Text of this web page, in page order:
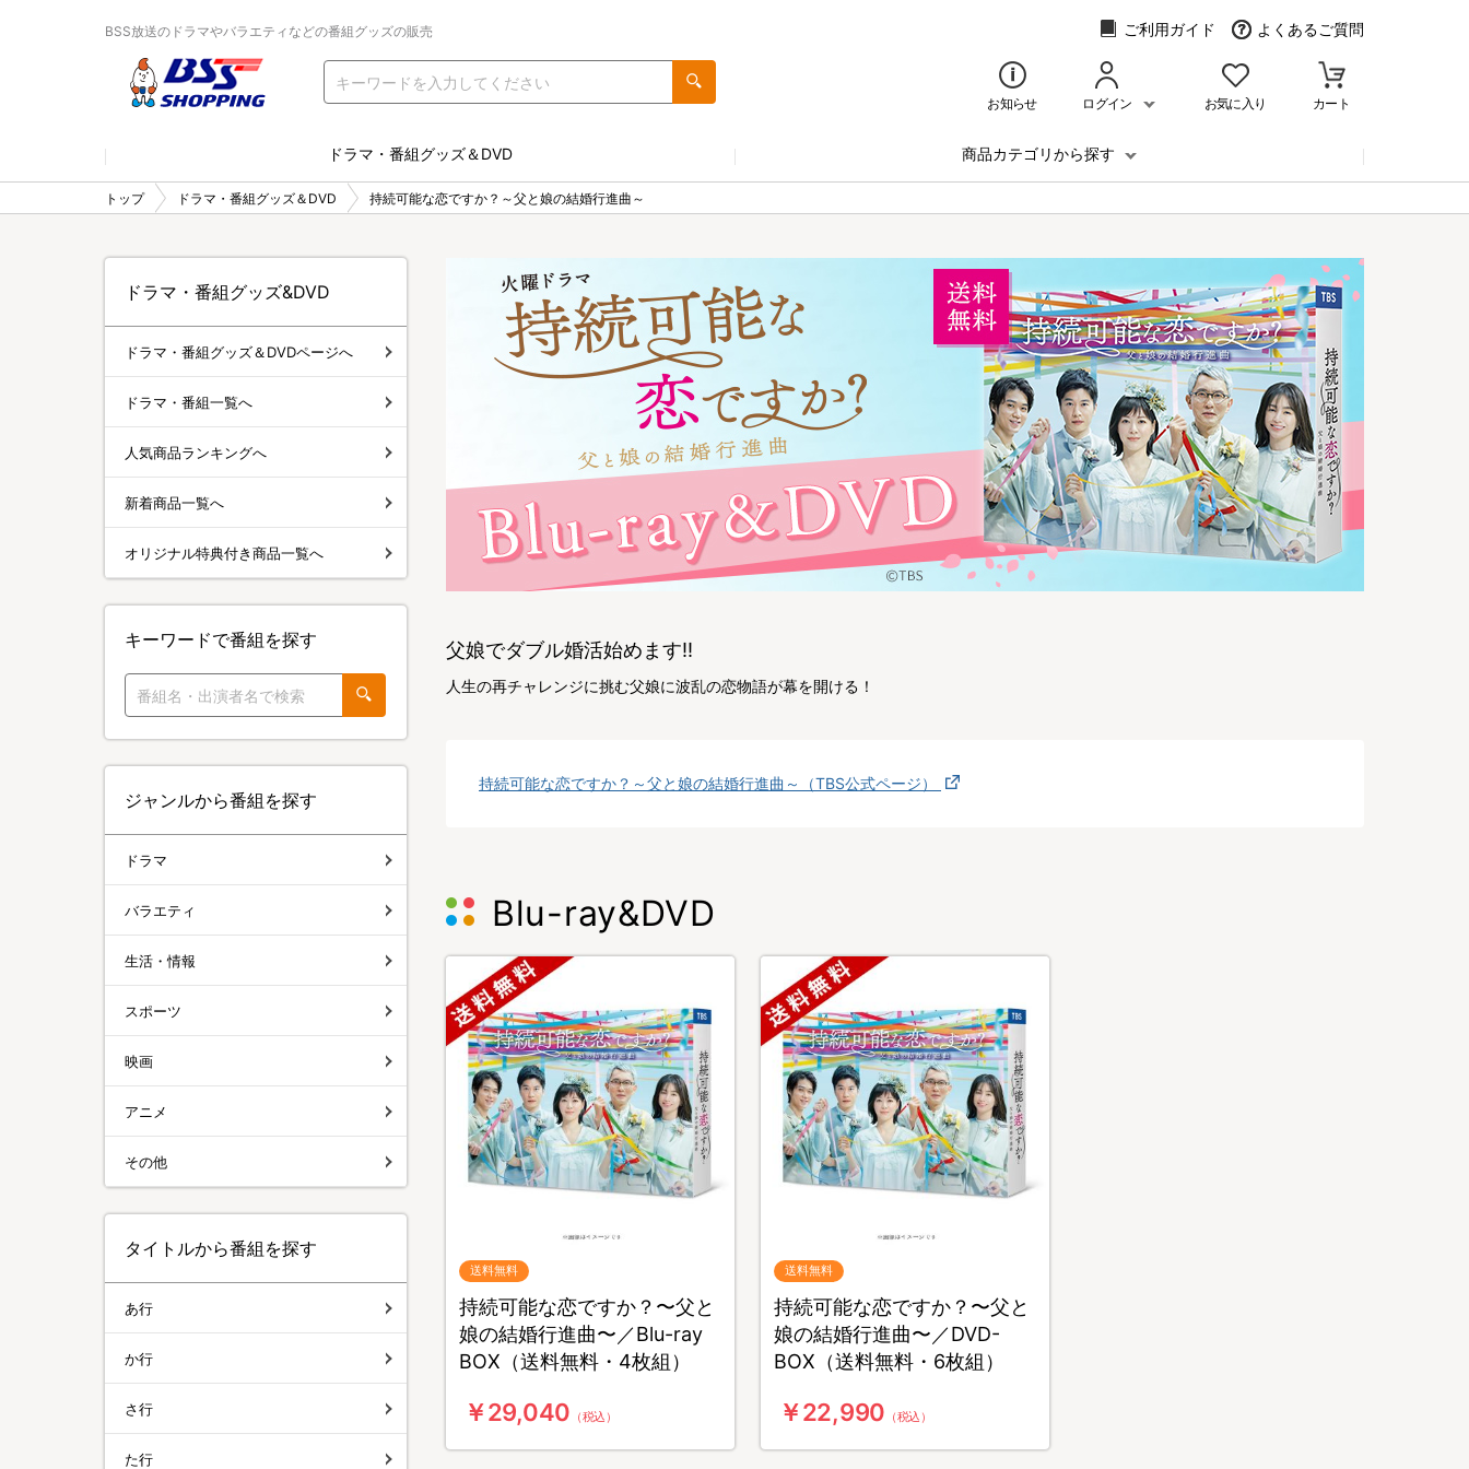
BSS放送のドラマやバラエティなどの番組グッズの販売 ご利用ガイド よくあるご質問
お知らせ ログイン お気に入り カート
ドラマ・番組グッズ＆DVD 商品カテゴリから探す
トップ ドラマ・番組グッズ＆DVD 持続可能な恋ですか？～父と娘の結婚行進曲～
父娘でダブル婚活始めます!!
人生の再チャレンジに挑む父娘に波乱の恋物語が幕を開ける！
持続可能な恋ですか？～父と娘の結婚行進曲～（TBS公式ページ）
Blu-ray&DVD
送料無料
持続可能な恋ですか？〜父と
娘の結婚行進曲〜／Blu-ray
BOX（送料無料・4枚組）
￥29,040 （税込）
送料無料
持続可能な恋ですか？〜父と
娘の結婚行進曲〜／DVD-
BOX（送料無料・6枚組）
￥22,990 （税込）
ドラマ・番組グッズ&DVD
ドラマ・番組グッズ＆DVDページへ
ドラマ・番組一覧へ
人気商品ランキングへ
新着商品一覧へ
オリジナル特典付き商品一覧へ
キーワードで番組を探す
ジャンルから番組を探す
ドラマ
バラエティ
生活・情報
スポーツ
映画
アニメ
その他
タイトルから番組を探す
あ行
か行
さ行
た行